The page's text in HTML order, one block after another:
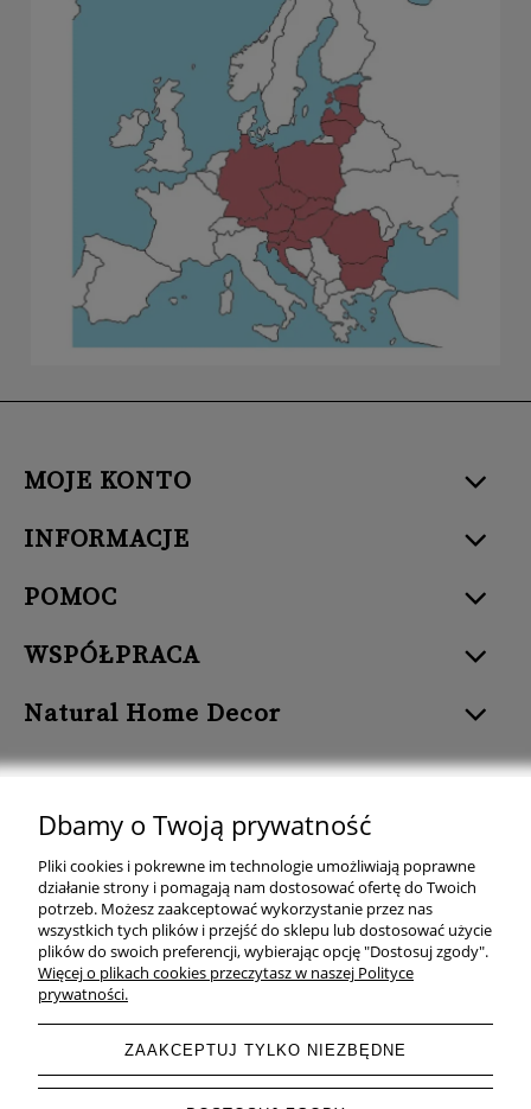
MOJE KONTO
INFORMACJE
POMOC
WSPÓŁPRACA
Natural Home Decor
Natural Home Decor | E-mail: sklep at naturalhomedecor.pl | Tel.:
507 707 299 | NIP: 7971800592 | REGON: 381429127
Copyright © 2026 - Naturalhomedecor.pl
Dbamy o Twoją prywatność
Pliki cookies i pokrewne im technologie umożliwiają poprawne
działanie strony i pomagają nam dostosować ofertę do Twoich
potrzeb. Możesz zaakceptować wykorzystanie przez nas
wszystkich tych plików i przejść do sklepu lub dostosować użycie
plików do swoich preferencji, wybierając opcję "Dostosuj zgody".
Więcej o plikach cookies przeczytasz w naszej Polityce
prywatności.
ZAAKCEPTUJ TYLKO NIEZBĘDNE